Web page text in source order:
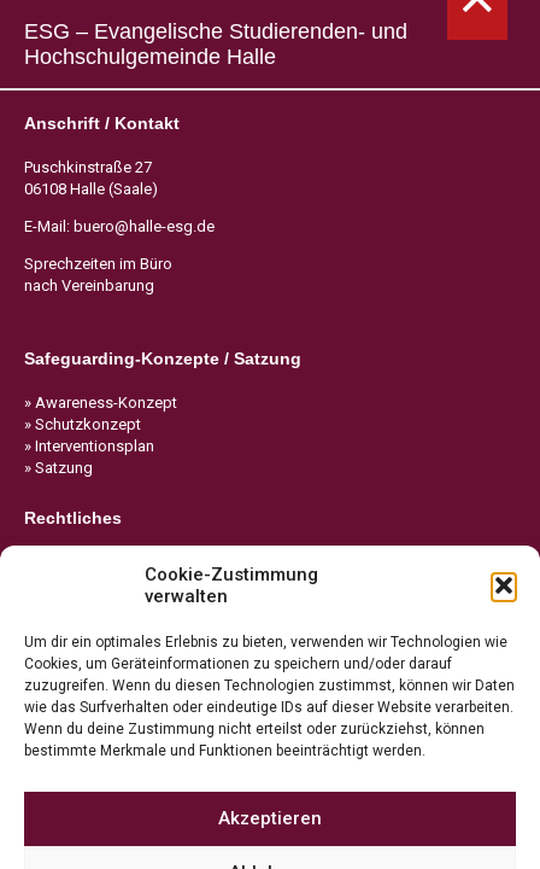
Cookie-Zustimmung
verwalten
Um dir ein optimales Erlebnis zu bieten, verwenden wir Technologien wie
Cookies, um Geräteinformationen zu speichern und/oder darauf
zuzugreifen. Wenn du diesen Technologien zustimmst, können wir Daten
wie das Surfverhalten oder eindeutige IDs auf dieser Website verarbeiten.
Wenn du deine Zustimmung nicht erteilst oder zurückziehst, können
bestimmte Merkmale und Funktionen beeinträchtigt werden.
Akzeptieren
ESG – Evangelische Studierenden- und
Hochschulgemeinde Halle
Anschrift / Kontakt
Puschkinstraße 27
06108 Halle (Saale)
E-Mail: buero@halle-esg.de
Sprechzeiten im Büro
nach Vereinbarung
Safeguarding-Konzepte / Satzung
» Awareness-Konzept
» Schutzkonzept
» Interventionsplan
» Satzung
Rechtliches
» Cookie-Richtlinie